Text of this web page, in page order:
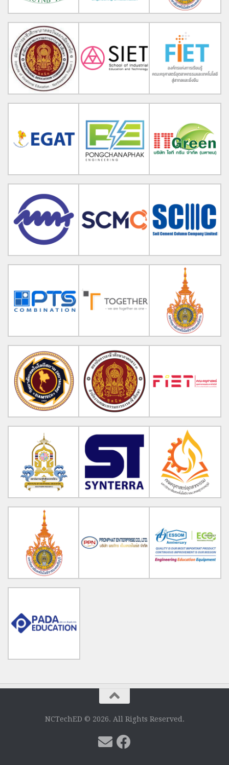
NCTechED © 2026. All Rights Reserved.